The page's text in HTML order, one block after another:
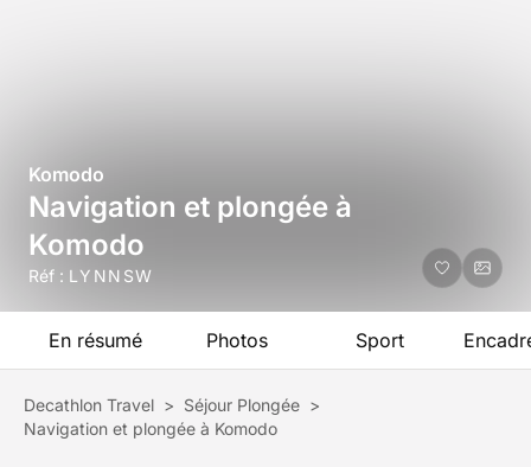
Komodo
Navigation et plongée à
Komodo
Réf : LYNNSW
En résumé Photos Sport
Decathlon Travel > Séjour Plongée >
Navigation et plongée à Komodo